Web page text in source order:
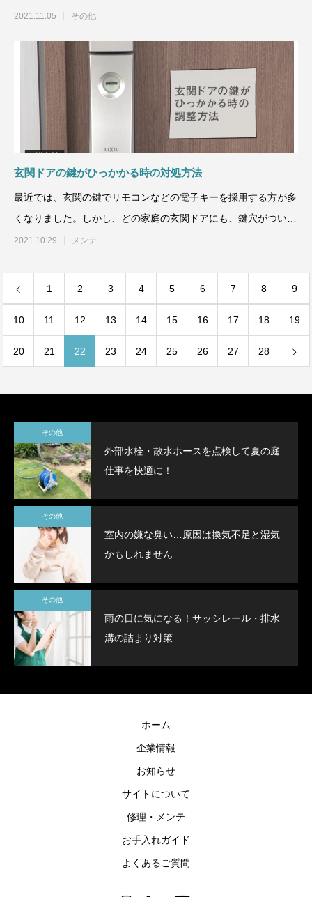
危ない業者もいます。今
2021.11.05 その他
玄関ドアの鍵がひっかかる時の対処方法
最近では、玄関の鍵でリモコンなどの電子キーを採用する方が多
くなりました。しかし、どの家庭の玄関ドアにも、鍵穴がついて
おり、電子キーを採用さ
2021.10.29 メンテ
1 2 3 4 5 6 7 8 9
10 11 12 13 14 15 16 17 18 19
20 21 22 23 24 25 26 27 28
その他
外部水栓・散水ホースを点検して夏の庭
仕事を快適に！
その他
室内の嫌な臭い…原因は換気不足と湿気
かもしれません
その他
雨の日に気になる！サッシレール・排水
溝の詰まり対策
ホーム
企業情報
お知らせ
サイトについて
修理・メンテ
お手入れガイド
よくあるご質問